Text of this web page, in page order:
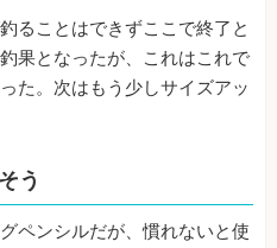
ることはできずここで終了と
果となったが、これはこれで
た。次はもう少しサイズアッ
う
ペンシルだが、慣れないと使